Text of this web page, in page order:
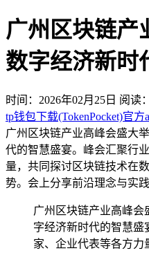
广州区块链产
数字经济新时
时间：2026年02月25日 阅读：
tp钱包下载(TokenPocket)官
广州区块链产业高峰会盛大
代的智慧盛宴。峰会汇聚行
量，共同探讨区块链技术在
势。会上分享前沿理念与实
广州区块链产业高峰会
字经济新时代的智慧盛
家、企业代表等各方力